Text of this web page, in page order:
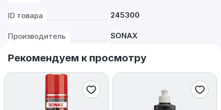
ID товара 245300
Производитель SONAX
Рекомендуем к просмотру